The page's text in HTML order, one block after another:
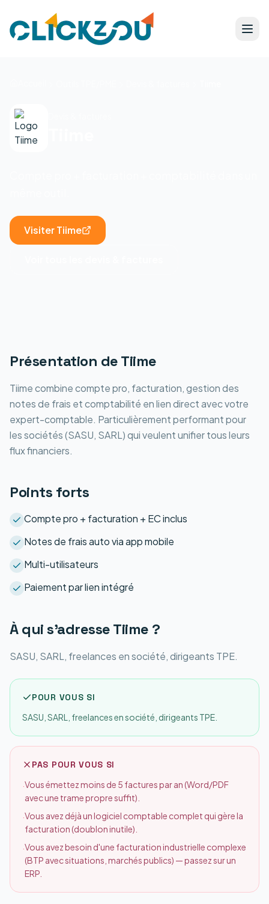
VisiterTiime
Présentation deTiime
Tiime combine compte pro, facturation, gestion des
notes de frais et comptabilité en lien direct avec votre
expert-comptable. Particulièrement performant pour
les sociétés (SASU, SARL) qui veulent unifier tous leurs
flux financiers.
Points forts
Compte pro + facturation + EC inclus
Notes de frais auto via app mobile
Multi-utilisateurs
Paiement par lien intégré
À qui s'adresseTiime ?
SASU, SARL, freelances en société, dirigeants TPE.
POUR VOUS SI
SASU, SARL, freelances en société, dirigeants TPE.
PAS POUR VOUS SI
·Vous émettez moins de 5 factures par an (Word/PDF
avec une trame propre suffit).
·Vous avez déjà un logiciel comptable complet qui gère la
facturation (doublon inutile).
·Vous avez besoin d'une facturation industrielle complexe
(BTP avec situations, marchés publics) — passez sur un
ERP.